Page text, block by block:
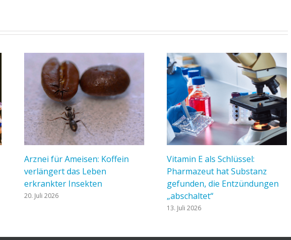
Arznei für Ameisen: Koffein
verlängert das Leben
erkrankter Insekten
20. Juli 2026
Vitamin E als Schlüssel:
Pharmazeut hat Substanz
gefunden, die Entzündungen
„abschaltet“
13. Juli 2026